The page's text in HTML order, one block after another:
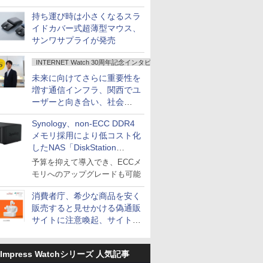
持ち運び時は小さくなるスラ
イドカバー式超薄型マウス、
サンワサプライが発売
INTERNET Watch 30周年記念インタビュー
未来に向けてさらに重要性を
増す通信インフラ、関西でユ
ーザーと向き合い、社会
の“あたらしい”を起動し続け
る～オプテージ
Synology、non-ECC DDR4
メモリ採用により低コスト化
したNAS「DiskStation
neo+」シリーズ
予算を抑えて導入でき、ECCメ
モリへのアップグレードも可能
消費者庁、希少な商品を安く
販売すると見せかける偽通販
サイトに注意喚起、サイト名
Impress Watchシリーズ 人気記事